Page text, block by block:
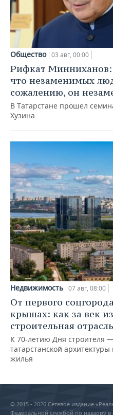
Общество 03 авг, 00:00
Рифкат Минниханов:
что незаменимых
сожалению, он
В Татарстане прошел
Хузина
Недвижимость 07 авг, 08:00
От первого
крышах: как за век
строительная
К 70-летию Дня строителя
татарстанской
жилья
© 2015 - 2026 Сетевое издание
Федеральной службой по надзору